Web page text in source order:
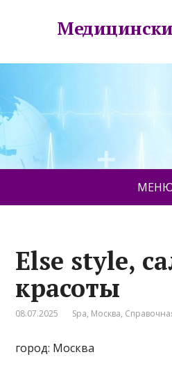
Else style,
красоты
08.07.2025 Spa, Москва,
город: Москва